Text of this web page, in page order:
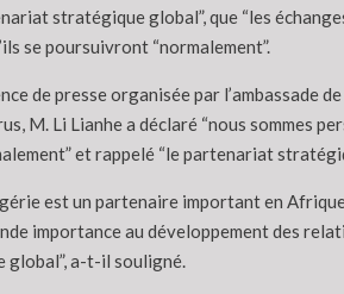
stratégique global”, que “les
se poursuivront “normalement”.
de presse organisée par l’ambassade
M. Li Lianhe a déclaré “nous sommes
et rappelé “le partenariat
est un partenaire important en
importance au développement des
a-t-il souligné.